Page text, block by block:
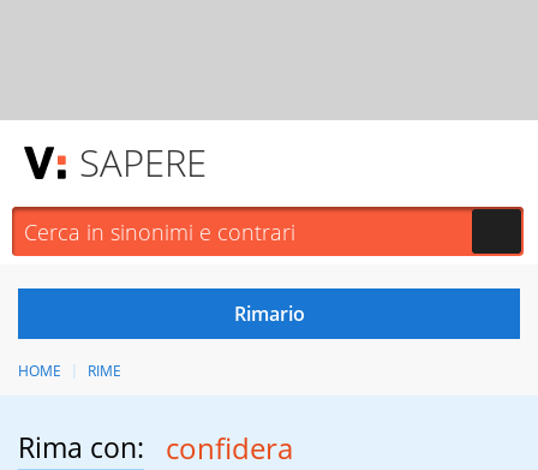
SAPERE
HOME RIME
Rima con: confidera